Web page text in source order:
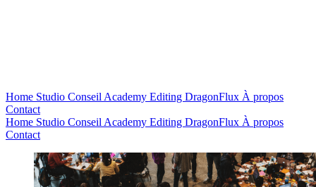
Home Studio Conseil Academy Editing DragonFlux À propos
Contact
Home Studio Conseil Academy Editing DragonFlux À propos
Contact